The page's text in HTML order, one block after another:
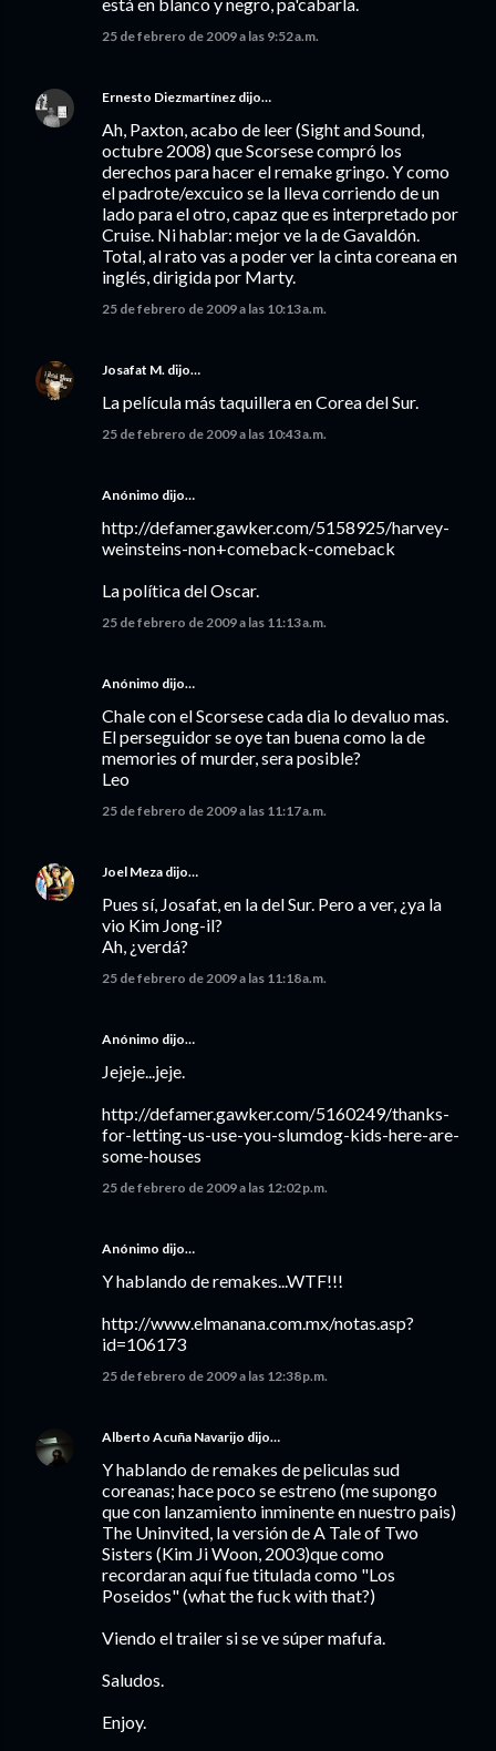
25 de febrero de 2009 a las 9:52 a.m.
Ernesto Diezmartínez dijo…
Ah, Paxton, acabo de leer (Sight and Sound,
octubre 2008) que Scorsese compró los
derechos para hacer el remake gringo. Y como
el padrote/excuico se la lleva corriendo de un
lado para el otro, capaz que es interpretado por
Cruise. Ni hablar: mejor ve la de Gavaldón.
Total, al rato vas a poder ver la cinta coreana en
inglés, dirigida por Marty.
25 de febrero de 2009 a las 10:13 a.m.
Josafat M. dijo…
La película más taquillera en Corea del Sur.
25 de febrero de 2009 a las 10:43 a.m.
Anónimo dijo…
http://defamer.gawker.com/5158925/harvey-
weinsteins-non+comeback-comeback
La política del Oscar.
25 de febrero de 2009 a las 11:13 a.m.
Anónimo dijo…
Chale con el Scorsese cada dia lo devaluo mas.
El perseguidor se oye tan buena como la de
memories of murder, sera posible?
Leo
25 de febrero de 2009 a las 11:17 a.m.
Joel Meza dijo…
Pues sí, Josafat, en la del Sur. Pero a ver, ¿ya la
vio Kim Jong-il?
Ah, ¿verdá?
25 de febrero de 2009 a las 11:18 a.m.
Anónimo dijo…
Jejeje...jeje.
http://defamer.gawker.com/5160249/thanks-
for-letting-us-use-you-slumdog-kids-here-are-
some-houses
25 de febrero de 2009 a las 12:02 p.m.
Anónimo dijo…
Y hablando de remakes...WTF!!!
http://www.elmanana.com.mx/notas.asp?
id=106173
25 de febrero de 2009 a las 12:38 p.m.
Alberto Acuña Navarijo dijo…
Y hablando de remakes de peliculas sud
coreanas; hace poco se estreno (me supongo
que con lanzamiento inminente en nuestro pais)
The Uninvited, la versión de A Tale of Two
Sisters (Kim Ji Woon, 2003)que como
recordaran aquí fue titulada como "Los
Poseidos" (what the fuck with that?)
Viendo el trailer si se ve súper mafufa.
Saludos.
Enjoy.